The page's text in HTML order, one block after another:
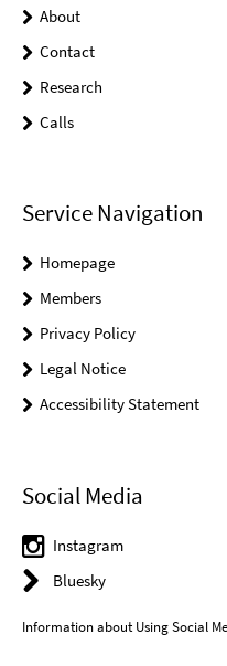
About
Contact
Research
Calls
Service Navigation
Homepage
Members
Privacy Policy
Legal Notice
Accessibility Statement
Social Media
Instagram
Bluesky
Information about Using Social